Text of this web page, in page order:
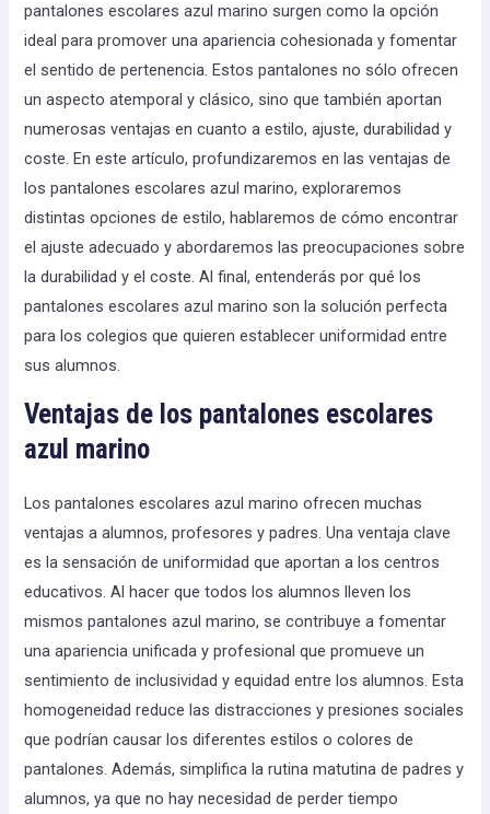
pantalones escolares azul marino surgen como la opción
ideal para promover una apariencia cohesionada y fomentar
el sentido de pertenencia. Estos pantalones no sólo ofrecen
un aspecto atemporal y clásico, sino que también aportan
numerosas ventajas en cuanto a estilo, ajuste, durabilidad y
coste. En este artículo, profundizaremos en las ventajas de
los pantalones escolares azul marino, exploraremos
distintas opciones de estilo, hablaremos de cómo encontrar
el ajuste adecuado y abordaremos las preocupaciones sobre
la durabilidad y el coste. Al final, entenderás por qué los
pantalones escolares azul marino son la solución perfecta
para los colegios que quieren establecer uniformidad entre
sus alumnos.
Ventajas de los pantalones escolares
azul marino
Los pantalones escolares azul marino ofrecen muchas
ventajas a alumnos, profesores y padres. Una ventaja clave
es la sensación de uniformidad que aportan a los centros
educativos. Al hacer que todos los alumnos lleven los
mismos pantalones azul marino, se contribuye a fomentar
una apariencia unificada y profesional que promueve un
sentimiento de inclusividad y equidad entre los alumnos. Esta
homogeneidad reduce las distracciones y presiones sociales
que podrían causar los diferentes estilos o colores de
pantalones. Además, simplifica la rutina matutina de padres y
alumnos, ya que no hay necesidad de perder tiempo